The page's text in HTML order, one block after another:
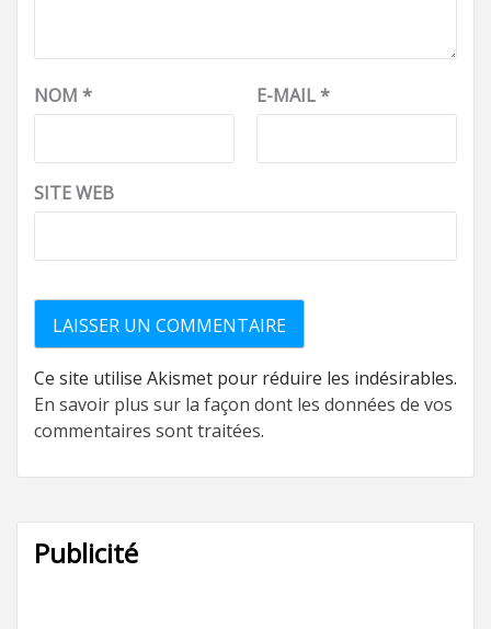
NOM * E-MAIL*
SITE WEB
Ce site utilise Akismet pour réduire les indésirables.
En savoir plus sur la façon dont les données de vos
commentaires sont traitées.
Publicité